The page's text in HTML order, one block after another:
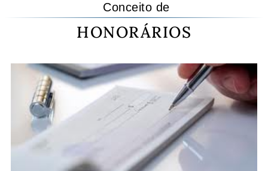
Conceito de
HONORÁRIOS